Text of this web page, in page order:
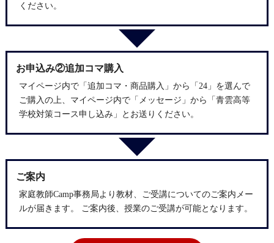
ください。
お申込み②追加コマ購入
マイページ内で「追加コマ・商品購入」から「24」を選んで
ご購入の上、マイページ内で「メッセージ」から「青雲高等
学校対策コース申し込み」とお送りください。
ご案内
家庭教師Camp事務局より教材、ご受講についてのご案内メー
ルが届きます。 ご案内後、授業のご受講が可能となります。